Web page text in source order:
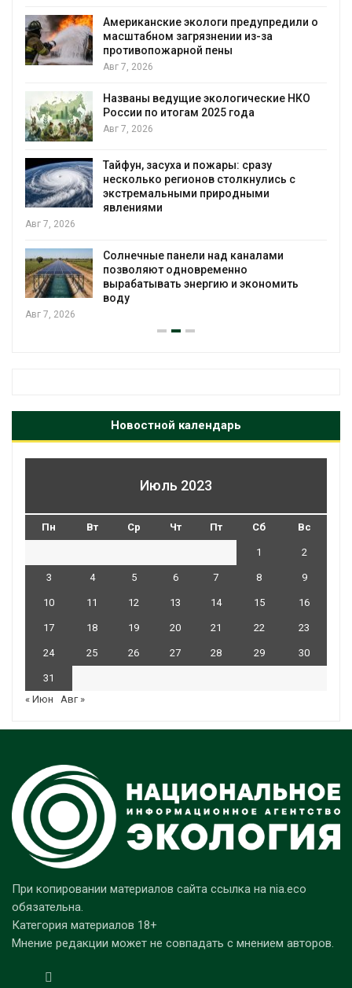
Американские экологи предупредили о
масштабном загрязнении из-за
противопожарной пены
Авг 7, 2026
Названы ведущие экологические НКО
России по итогам 2025 года
Авг 7, 2026
Тайфун, засуха и пожары: сразу
несколько регионов столкнулись с
экстремальными природными
явлениями
2026
Солнечные панели над каналами
позволяют одновременно
вырабатывать энергию и экономить
воду
2026
Новостной календарь
Июль 2023
Пн Вт Ср Чт Пт Сб Вс
1 2
3 4 5 6 7 8 9
10 11 12 13 14 15 16
17 18 19 20 21 22 23
24 25 26 27 28 29 30
31
« Июн
Авг »
При копировании материалов сайта ссылка на nia.eco
обязательна.
Категория материалов 18+
Мнение редакции может не совпадать с мнением авторов.